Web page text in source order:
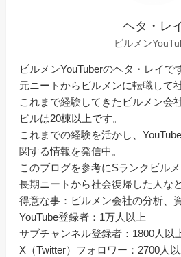
ヘタ・レ
ビルメン
ビルメンYouTuberのヘタ・レイで
元ニートからビルメンに転職して
これまで経験してきたビルメン会
ビルは20棟以上です。
これまでの経験を活かし、
関する情報を発信中。
このブログを参考にSランクビル
長期ニートから社会復帰した人な
得意な事：ビルメン会社の分析、
YouTube登録者：1万人以上
サブチャンネル登録者：1800人以
X（Twitter）フォロワー：2700人